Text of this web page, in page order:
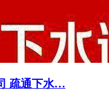
疏通下水…